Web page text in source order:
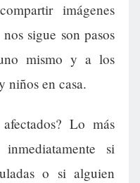
imágenes
sigue son pasos
mismo y a los
niños en casa.
Lo más
si
o si alguien